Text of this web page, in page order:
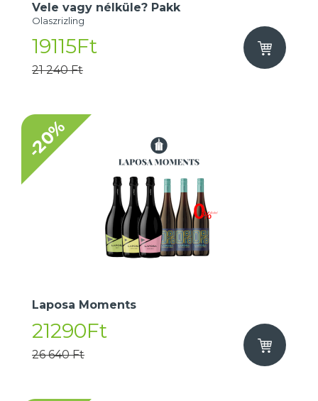
Vele vagy nélküle? Pakk
Olaszrizling
19115Ft
21 240 Ft
-20%
Laposa Moments
21290Ft
26 640 Ft